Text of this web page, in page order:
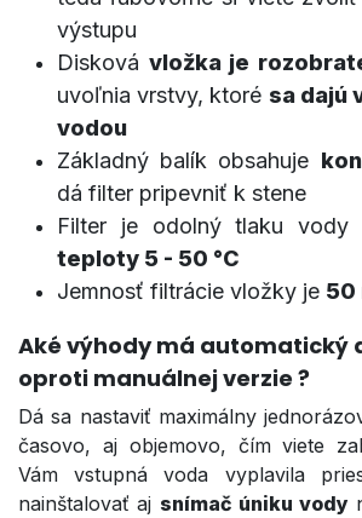
výstupu
Disková vložka je
uvoľnia vrstvy, ktoré sa dajú
vodou
Základný balík obsahuje
dá filter pripevniť k stene
Filter je odolný tlaku vody
teploty 5 - 50 °C
Jemnosť filtrácie vložky je 50
Aké výhody má automatický
oproti manuálnej verzie ?
Dá sa nastaviť maximálny
časovo, aj objemovo, čím viete
Vám vstupná voda vyplavila
nainštalovať aj snímač úniku vody